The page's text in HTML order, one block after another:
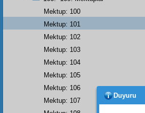
Mektup: 100
Mektup: 101
Mektup: 102
Mektup: 103
Mektup: 104
Mektup: 105
Mektup: 106
Mektup: 107
Duyuru